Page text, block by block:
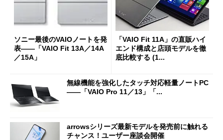
ソニー最後のVAIOノートを発
表――「VAIO Fit 13A／14A
／15A」
「VAIO Fit 11A」の直販ハイ
エンド構成と店頭モデルを徹
底比較する (1...
無線機能を強化したタッチ対応軽量ノートPC
――「VAIO Pro 11／13」「...
arrowsシリーズ最新モデルを発売前に触れる
チャンス！ユーザー座談会開催